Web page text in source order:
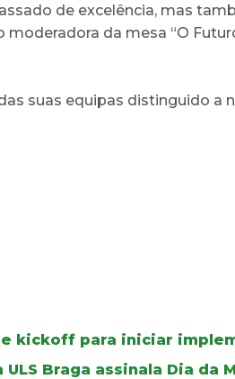
de excelência, mas
da mesa “O
suas equipas distinguido
kickoff para iniciar
Braga assinala Dia